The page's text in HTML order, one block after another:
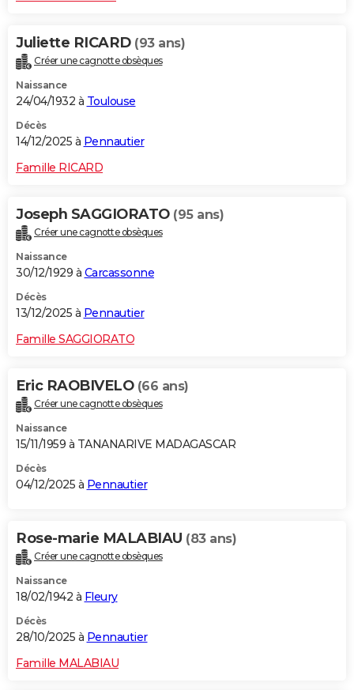
Juliette RICARD (93 ans)
Créer une cagnotte obsèques
Naissance
24/04/1932 à Toulouse
Décès
14/12/2025 à Pennautier
Famille RICARD
Joseph SAGGIORATO (95 ans)
Créer une cagnotte obsèques
Naissance
30/12/1929 à Carcassonne
Décès
13/12/2025 à Pennautier
Famille SAGGIORATO
Eric RAOBIVELO (66 ans)
Créer une cagnotte obsèques
Naissance
15/11/1959 à TANANARIVE MADAGASCAR
Décès
04/12/2025 à Pennautier
Rose-marie MALABIAU (83 ans)
Créer une cagnotte obsèques
Naissance
18/02/1942 à Fleury
Décès
28/10/2025 à Pennautier
Famille MALABIAU